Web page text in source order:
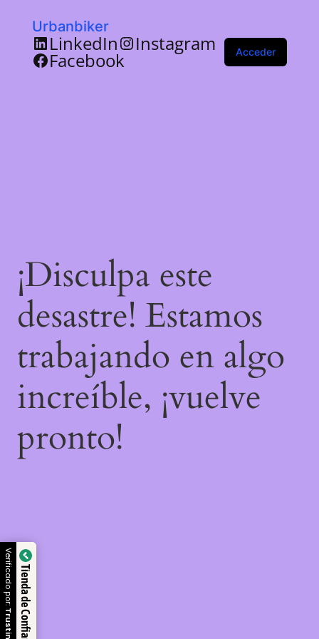
Urbanbiker
LinkedIn Instagram
Facebook Acceder
¡Disculpa este
desastre! Estamos
trabajando en algo
increíble, ¡vuelve
pronto!
Tienda de Confianza
Verificado por: